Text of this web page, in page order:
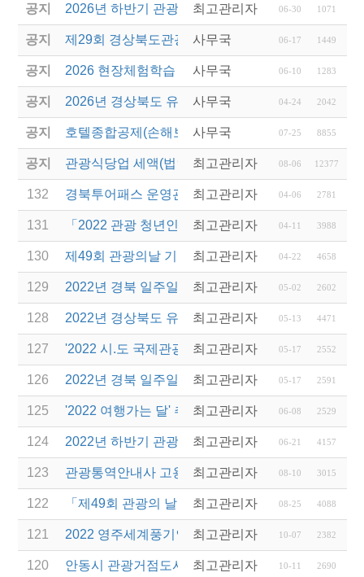
공지 2026년 하반기 관광진흥개발기금 융자 시행 안내
최고관리자 06-30 1071
공지 제29회 경상북도관광기념품공모전 개최
사무국 06-17 1449
공지 2026 현장체험학습 안전과정(신규.재강습)
사무국 06-10 1283
공지 2026년 경상북도 유니크베뉴를 활용한 MICE행사
사무국 04-24 2042
공지 호텔종합공제(손해보험) 서비스 안내
사무국 07-25 8855
공지 관광식당업 세액(법인세 및 소득세)감면 제도 안내
최고관리자 08-06 12377
132 경북투어패스 운영관리 용역사업 제안서 평가 결과
최고관리자 04-06 2781
131 「2022 관광 청년인턴제 지원 사업」 참여 사업체
최고관리자 04-11 3988
130 제49회 관광의날 기념 관광진흥유공자 정부 포상
최고관리자 04-22 4658
129 2022년 경북 일주일 살기 운영업체 선정 및 제안서
최고관리자 05-02 2602
128 2022년 경상북도 유니크베뉴를 활용한 MICE행사
최고관리자 05-13 4471
127 '2022 시.도 국제관광전 지원 사업' 공모전 공고 안내
최고관리자 05-17 2552
126 2022년 경북 일주일 살기 운영업체 선정(재공고) 안
최고관리자 05-17 2591
125 '2022 여행가는 달' 추진 관련 안내
최고관리자 06-08 2529
124 2022년 하반기 관광진흥개발기금 융자 시행 안내
최고관리자 06-21 4157
123 관광통역안내사 고용보험 상담센터 운영 안내
최고관리자 08-10 3015
122 「제49회 관광의 날」경상북도 관광진흥유공 표창
최고관리자 08-25 4088
121 2022 영주세계풍기인삼엑스포 개최 및 관람 안내
최고관리자 10-07 2382
120 안동시 관광거점도시 육성사업 「매출향상을 위한
최고관리자 10-11 2690